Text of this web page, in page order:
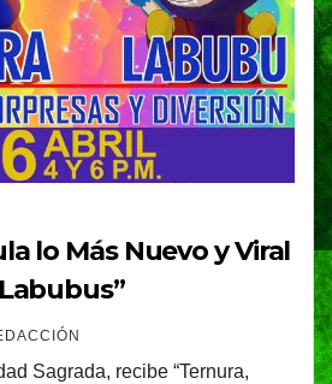
lo Más Nuevo y Viral
Sagrada, recibe “Ternura,